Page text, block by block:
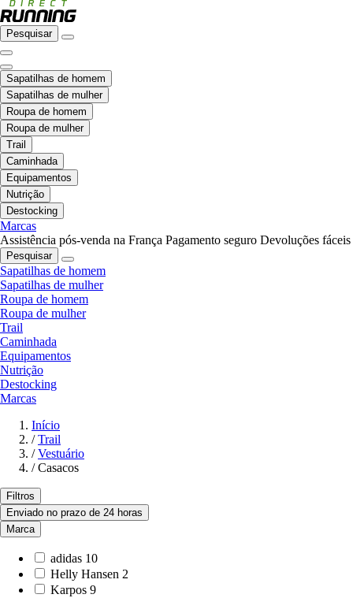
Pesquisar
Sapatilhas de homem
Sapatilhas de mulher
Roupa de homem
Roupa de mulher
Trail
Caminhada
Equipamentos
Nutrição
Destocking
Marcas
Assistência pós-venda na França Pagamento seguro Devoluções fáceis
Pesquisar
Sapatilhas de homem
Sapatilhas de mulher
Roupa de homem
Roupa de mulher
Trail
Caminhada
Equipamentos
Nutrição
Destocking
Marcas
Início
/ Trail
/ Vestuário
/ Casacos
Filtros
Enviado no prazo de 24 horas
Marca
adidas 10
Helly Hansen 2
Karpos 9